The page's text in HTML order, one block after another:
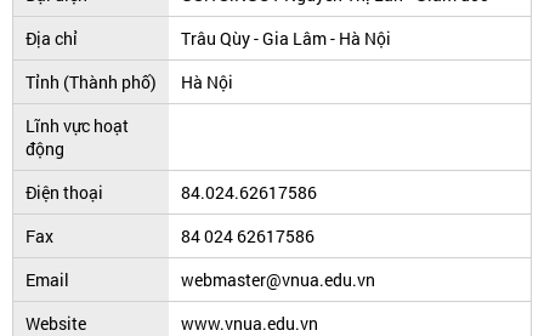
Địa chỉ
Trâu Qùy - Gia Lâm - Hà Nội
Tỉnh (Thành phố)
Hà Nội
Lĩnh vực hoạt
động
Điện thoại
84.024.62617586
Fax
84 024 62617586
Email
webmaster@vnua.edu.vn
Website
www.vnua.edu.vn